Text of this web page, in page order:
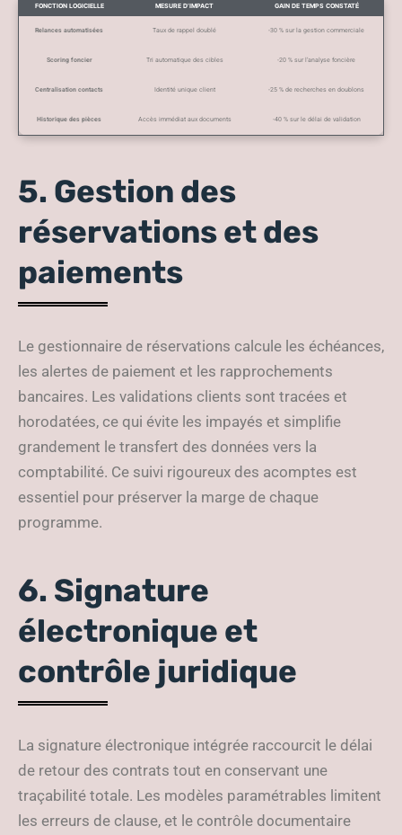
FONCTION LOGICIELLE MESURE D’IMPACT GAIN DE TEMPS CONSTATÉ
Relances automatisées Taux de rappel doublé -30 % sur la gestion commerciale
Scoring foncier Tri automatique des cibles -20 % sur l’analyse foncière
Centralisation contacts Identité unique client -25 % de recherches en doublons
Historique des pièces Accès immédiat aux documents -40 % sur le délai de validation
5. Gestion des
réservations et des
paiements
Le gestionnaire de réservations calcule les échéances,
les alertes de paiement et les rapprochements
bancaires. Les validations clients sont tracées et
horodatées, ce qui évite les impayés et simplifie
grandement le transfert des données vers la
comptabilité. Ce suivi rigoureux des acomptes est
essentiel pour préserver la marge de chaque
programme.
6. Signature
électronique et
contrôle juridique
La signature électronique intégrée raccourcit le délai
de retour des contrats tout en conservant une
traçabilité totale. Les modèles paramétrables limitent
les erreurs de clause, et le contrôle documentaire